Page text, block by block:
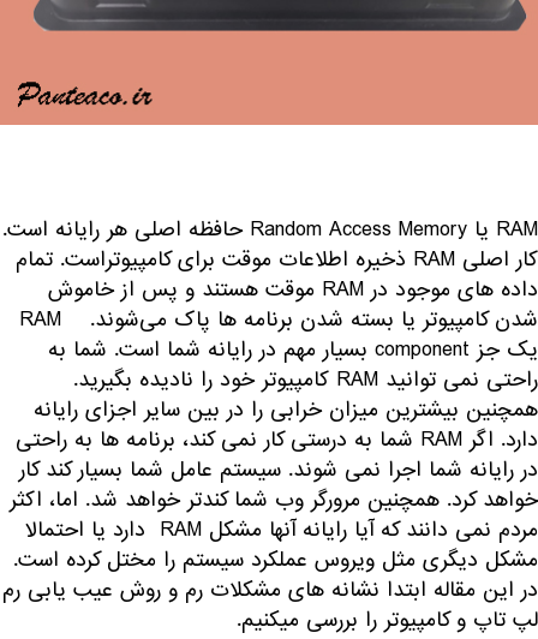
RAM یا Random Access Memory حافظه اصلی هر رایانه است.
کار اصلی RAM ذخیره اطلاعات موقت برای کامپیوتراست. تمام
داده های موجود در RAM موقت هستند و پس از خاموش
شدن کامپیوتر یا بسته شدن برنامه ها پاک می‌شوند. RAM
یک جز component بسیار مهم در رایانه شما است. شما به
راحتی نمی توانید RAM کامپیوتر خود را نادیده بگیرید.
همچنین بیشترین میزان خرابی را در بین سایر اجزای رایانه
دارد. اگر RAM شما به درستی کار نمی کند، برنامه ها به راحتی
در رایانه شما اجرا نمی شوند. سیستم عامل شما بسیار کند کار
خواهد کرد. همچنین مرورگر وب شما کندتر خواهد شد. اما، اکثر
مردم نمی دانند که آیا رایانه آنها مشکل RAM دارد یا احتمالا
مشکل دیگری مثل ویروس عملکرد سیستم را مختل کرده است.
در این مقاله ابتدا نشانه های مشکلات رم و روش عیب یابی رم
لپ تاپ و کامپیوتر را بررسی میکنیم.